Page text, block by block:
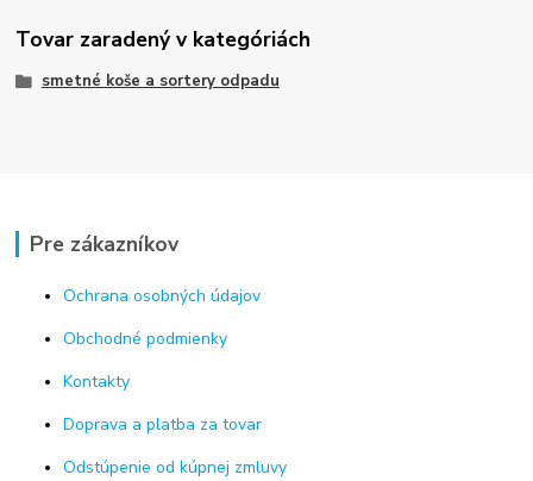
Tovar zaradený v kategóriách
smetné koše a sortery odpadu
Pre zákazníkov
Ochrana osobných údajov
Obchodné podmienky
Kontakty
Doprava a platba za tovar
Odstúpenie od kúpnej zmluvy